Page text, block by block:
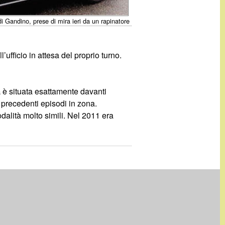
Gandino, prese di mira ieri da un rapinatore
in attesa del proprio turno.
situata esattamente davanti
episodi in zona.
molto simili. Nel 2011 era